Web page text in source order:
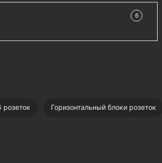
в наличии
6
м, синий - R-16-Cord-
C19/IEC 60320
C20, 16 А / 250 В
розеток Горизонтальный блоки розеток